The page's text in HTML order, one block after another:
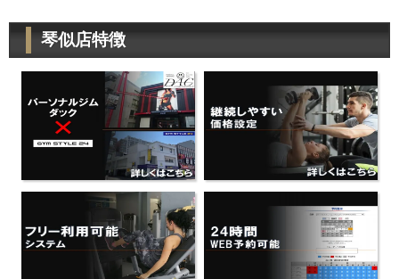
琴似店特徴